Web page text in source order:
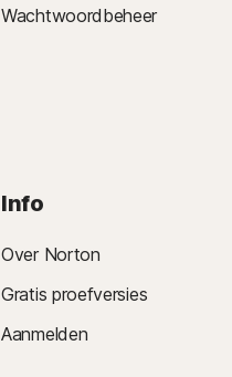
Wachtwoordbeheer
Info
Over Norton
Gratis proefversies
Aanmelden